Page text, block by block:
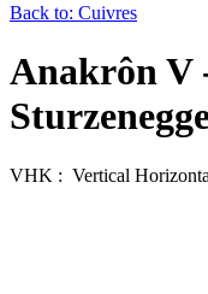
Back to: Cuivres
Anakrôn V
VHK : Vertical